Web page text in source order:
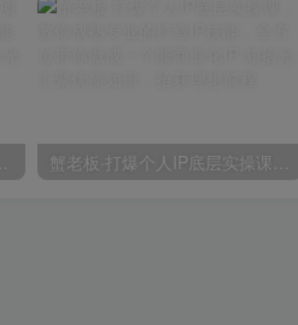
矩阵操作放大收益【揭秘】 蟹老板·打爆个人IP底层实操课，教你成熟专业的打造IP技能，全方位带你做成一个能商业化IP